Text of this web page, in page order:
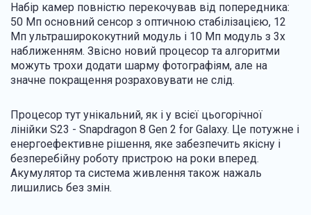
Набір камер повністю перекочував від попередника:
50 Мп основний сенсор з оптичною стабілізацією, 12
Мп ультраширококутний модуль і 10 Мп модуль з 3x
наближенням. Звісно новий процесор та алгоритми
можуть трохи додати шарму фотографіям, але на
значне покращення розраховувати не слід.
Процесор тут унікальний, як і у всієї цьогорічної
лінійки S23 - Snapdragon 8 Gen 2 for Galaxy. Це потужне і
енергоефективне рішення, яке забезпечить якісну і
безперебійну роботу пристрою на роки вперед.
Акумулятор та система живлення також нажаль
лишились без змін.